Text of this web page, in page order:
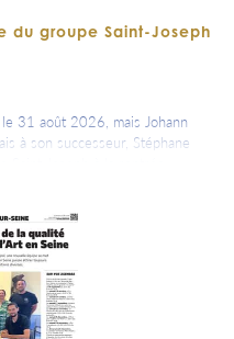
du groupe Saint-Joseph
31 août 2026, mais Johann
à son successeur, Stéphane